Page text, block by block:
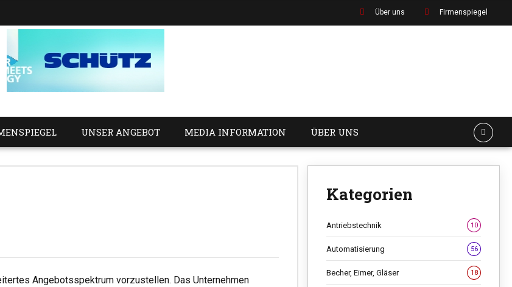
Über uns Firmenspiegel
UNSER ANGEBOT MEDIA INFORMATION ÜBER UNS
Angebotsspektrum vorzustellen. Das Unternehmen
Kategorien
Antriebstechnik 10
Automatisierung 56
Becher, Eimer, Gläser 18